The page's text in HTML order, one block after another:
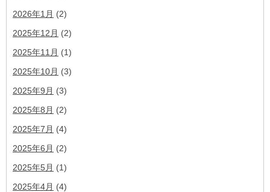
2026年1月 (2)
2025年12月 (2)
2025年11月 (1)
2025年10月 (3)
2025年9月 (3)
2025年8月 (2)
2025年7月 (4)
2025年6月 (2)
2025年5月 (1)
2025年4月 (4)